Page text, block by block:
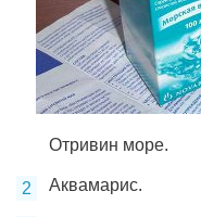
Отривин море.
Аквамарис.